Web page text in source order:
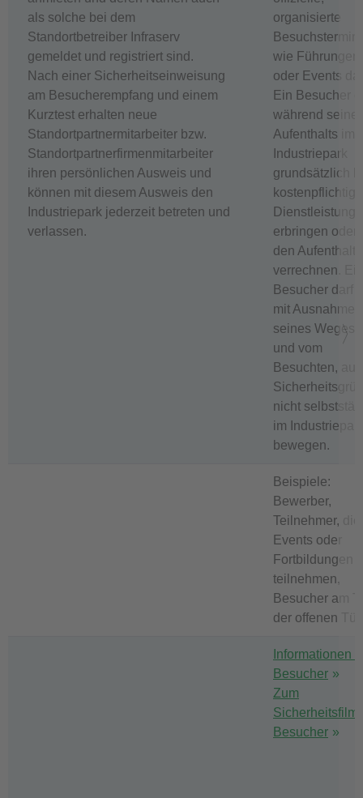
als solche bei dem
Standortbetreiber Infraserv
gemeldet und registriert sind.
Nach einer Sicherheitseinweisung
am Besucherempfang und einem
Kurztest erhalten neue
Standortpartnermitarbeiter bzw.
Standortpartnerfirmenmitarbeiter
ihren persönlichen Ausweis und
können mit diesem Ausweis den
Industriepark jederzeit betreten und
verlassen.
organisierte
wie Führungen
oder Events
Ein Besucher
während
Aufenthalts im
Industriepark
grundsätzlich
kostenpflichtige
Dienstleistung
erbringen oder
den Aufenthalt
verrechnen. Ein
Besucher darf
mit Ausnahme
seines Weges
und vom
Besuchten, aus
nicht
im
bewegen.
Beispiele:
Bewerber,
Teilnehmer,
Events oder
Fortbildungen
teilnehmen,
Besucher am
der offenen Tür
Informationen
Besucher
Zum
Sicherheitsfilm
Besucher